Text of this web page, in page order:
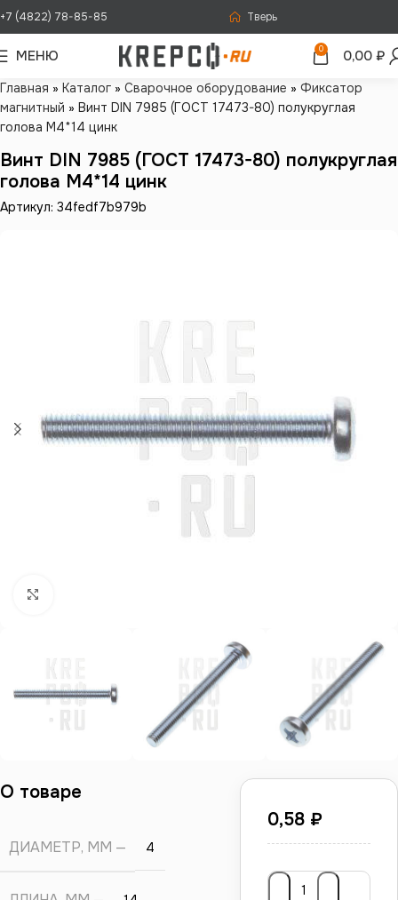
+7 (4822) 78-85-85 Тверь
МЕНЮ 0 0,00 ₽
Главная » Каталог » Сварочное оборудование » Фиксатор
магнитный » Винт DIN 7985 (ГОСТ 17473-80) полукруглая
голова М4*14 цинк
Винт DIN 7985 (ГОСТ 17473-80) полукруглая
голова М4*14 цинк
Артикул: 34fedf7b979b
0,58 ₽
О товаре
ДИАМЕТР, ММ 4